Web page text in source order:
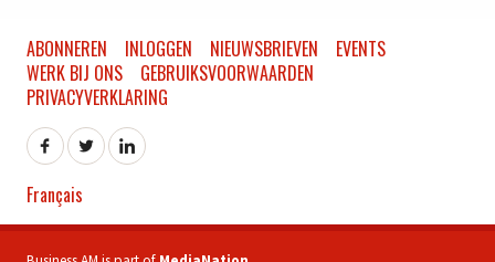
ABONNEREN INLOGGEN NIEUWSBRIEVEN
EVENTS
WERK BIJ ONS
GEBRUIKSVOORWAARDEN
PRIVACYVERKLARING
Français